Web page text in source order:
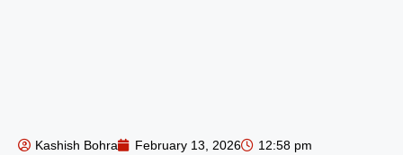
Kashish Bohra February 13, 2026 12:58 pm